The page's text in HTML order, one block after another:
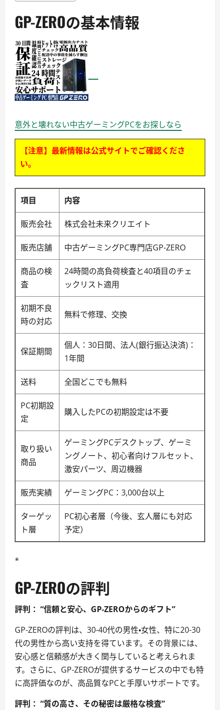
GP-ZEROの基本情報
意外と壊れない中古ゲーミングPCをお探しなら
【注意】最新情報は公式サイトでご確認くださ
い。
項目 内容
販売会社 株式会社未来クリエイト
販売店舗 中古ゲーミングPC専門店GP-ZERO
商品の検
査
24時間の高負荷検査と40項目のチェ
ックリスト適用
初期不良
時の対応
無料で修理、交換
保証期間
個人：30日間、法人(銀行振込決済)：
1年間
送料 全国どこでも無料
PC初期設
定
購入したPCの初期設定は不要
取り扱い
商品
ゲーミングPCデスクトップ、ゲーミ
ングノート、初心者向けフルセット、
激安パーツ、周辺機器
販売実績 ゲーミングPC：3,000台以上
ターゲッ
ト層
PC初心者層（今後、玄人層にも対応
予定）
*
GP-ZEROの評判
評判： “信頼と安心、GP-ZEROからのギフト”
GP-ZEROの評判は、30-40代の男性・女性、特に20-30
代の男性から高い支持を得ています。その背景には、
安心感と信頼感が大きく関与していると考えられま
す。さらに、GP-ZEROが提供するサービスの中でも特
に高評価なのが、高品質なPCと手厚いサポートです。
評判： “質の高さ、その秘密は厳格な検査”